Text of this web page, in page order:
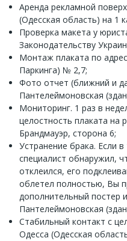
Аренда рекламной
(Одесская область) на 1
Проверка макета у
Законодательству
Монтаж плаката по
Паркинга) № 2,7;
Фото отчет (ближний и
Пантелеймоновская
Мониторинг. 1 раз в
целостность плаката на
Брандмауэр, сторона 6;
Устранение брака. Если
специалист обнаружил,
отклеился, его
облетел полностью, Вы
дополнительный постер
Пантелеймоновская
Стабильный контакт с
Одесса (Одесская